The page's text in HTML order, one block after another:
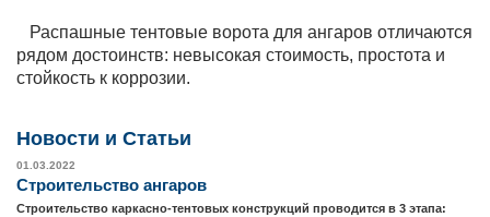
Распашные тентовые ворота для ангаров отличаются
рядом достоинств: невысокая стоимость, простота и
стойкость к коррозии.
Новости и Cтатьи
01.03.2022
Cтроительство ангаров
Строительство каркасно-тентовых конструкций проводится в 3 этапа: